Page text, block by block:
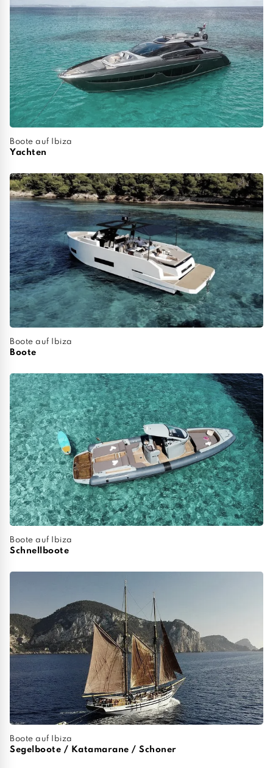
Boote auf Ibiza
Yachten
Boote auf Ibiza
Boote
Boote auf Ibiza
Schnellboote
Boote auf Ibiza
Segelboote / Katamarane / Schoner